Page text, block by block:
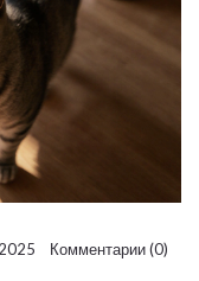
Комментарии (0)